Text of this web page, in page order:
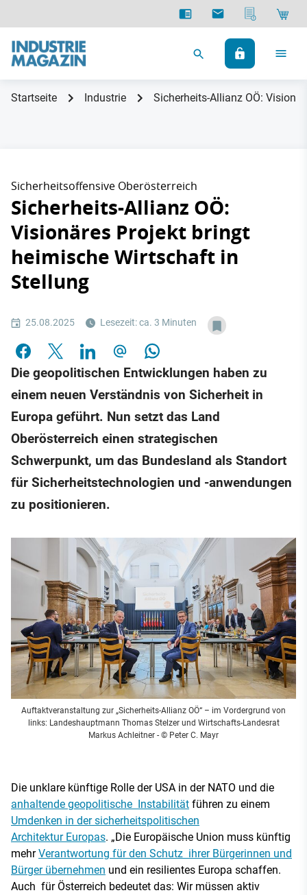
Startseite Industrie Sicherheits-Allianz OÖ:
Sicherheitsoffensive Oberösterreich
Sicherheits-Allianz OÖ:
Visionäres Projekt bringt
heimische Wirtschaft in
Stellung
25.08.2025 Lesezeit: ca. 3 Minuten
Die geopolitischen Entwicklungen haben zu
einem neuen Verständnis von Sicherheit in
Europa geführt. Nun setzt das Land
Oberösterreich einen strategischen
Schwerpunkt, um das Bundesland als Standort
für Sicherheitstechnologien und -anwendungen
zu positionieren.
Auftaktveranstaltung zur „Sicherheits-Allianz OÖ“ – im Vordergrund von
links: Landeshauptmann Thomas Stelzer und Wirtschafts-Landesrat
Markus Achleitner - © Peter C. Mayr
Die unklare künftige Rolle der USA in der NATO und die
anhaltende geopolitische Instabilität führen zu einem
Umdenken in der sicherheitspolitischen
Architektur Europas. „Die Europäische Union muss künftig
mehrVerantwortung für den Schutz ihrer Bürgerinnen und
Bürger übernehmen und ein resilientes Europa schaffen.
Auch für Österreich bedeutet das: Wir müssen aktiv